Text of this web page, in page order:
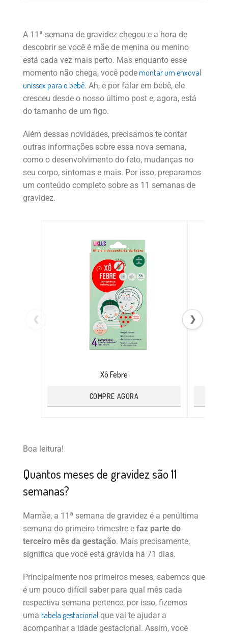
A 11ª semana de gravidez chegou e a hora de
descobrir se você é mãe de menina ou menino
está cada vez mais perto. Mas enquanto esse
momento não chega, você podemontar um enxoval
unissex para o bebê. Ah, e por falar em bebê, ele
cresceu desde o nosso último post e, agora, está
do tamanho de um figo.
Além dessas novidades, precisamos te contar
outras informações sobre essa nova semana,
como o desenvolvimento do feto, mudanças no
seu corpo, sintomas e mais. Por isso, preparamos
um conteúdo completo sobre as 11 semanas de
gravidez.
❮
Xô Febre
COMPRE AGORA
❯
Boa leitura!
Quantos meses de gravidez são 11
semanas?
Mamãe, a 11ª semana de gravidez é a penúltima
semana do primeiro trimestre e faz parte do
terceiro mês da gestação. Mais precisamente,
significa que você está grávida há 71 dias.
Principalmente nos primeiros meses, sabemos que
é um pouco difícil saber para qual mês cada
respectiva semana pertence, por isso, fizemos
uma tabela gestacional que vai te ajudar a
acompanhar a idade gestacional. Assim, você